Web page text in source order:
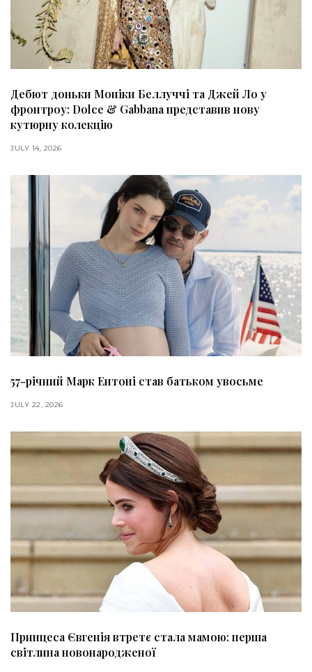
Дебют доньки Моніки Беллуччі та Джей Ло у
фронтроу: Dolce & Gabbana представив нову
кутюрну колекцію
JULY 14, 2026
57-річний Марк Ентоні став батьком увосьме
JULY 22, 2026
Принцеса Євгенія втретє стала мамою: перша
світлина новонародженої